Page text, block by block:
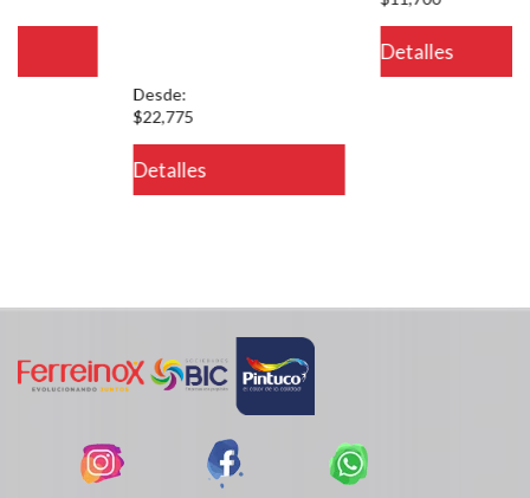
/PageGearCloud/www/html/es/dominios/ferreinox.pagegear.co/